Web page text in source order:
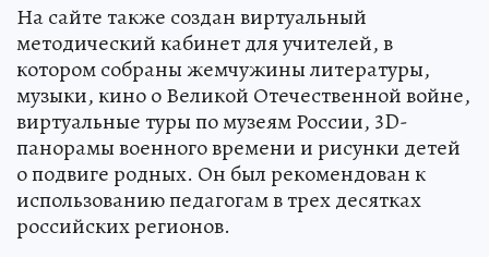
На сайте также создан виртуальный
методический кабинет для учителей, в
котором собраны жемчужины литературы,
музыки, кино о Великой Отечественной войне,
виртуальные туры по музеям России, 3D-
панорамы военного времени и рисунки детей
о подвиге родных. Он был рекомендован к
использованию педагогам в трех десятках
российских регионов.